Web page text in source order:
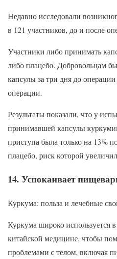
Недавно исследовали
в 121 участников, до и после
Участники либо принимать
либо плацебо. Добровольцам
капсулы за три дня до
операции.
Результаты показали, что у
принимавшей капсулы
приступа была только на 13%
плацебо, риск которой
14. Успокаивает
Куркума: польза и лечебные
Куркума широко используется
китайской медицине, чтобы
проблемами с телом, включая